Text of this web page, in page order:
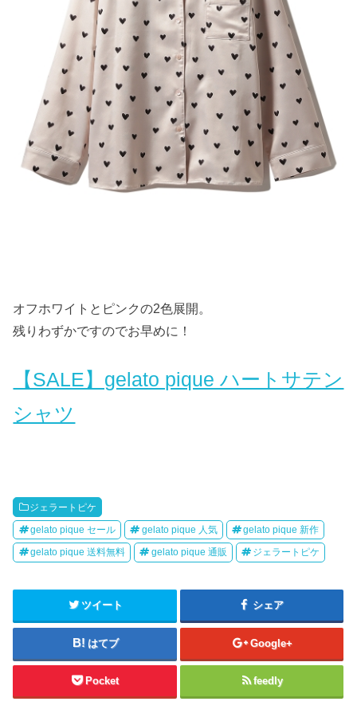
オフホワイトとピンクの2色展開。
残りわずかですのでお早めに！
【SALE】gelato pique ハートサテン
シャツ
ジェラートピケ
gelato pique セール gelato pique 人気 gelato pique 新作
gelato pique 送料無料 gelato pique 通販 ジェラートピケ
ツイート シェア
はてブ Google+
Pocket feedly